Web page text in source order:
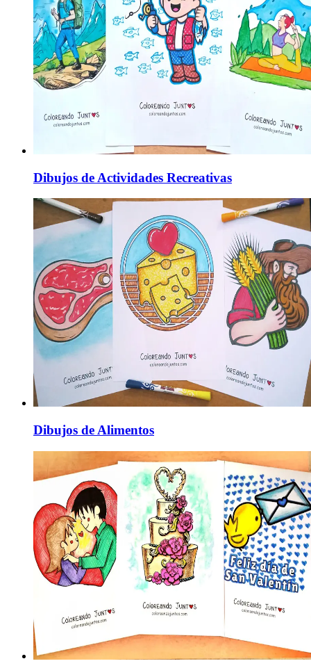
Dibujos de Actividades Recreativas
Dibujos de Alimentos